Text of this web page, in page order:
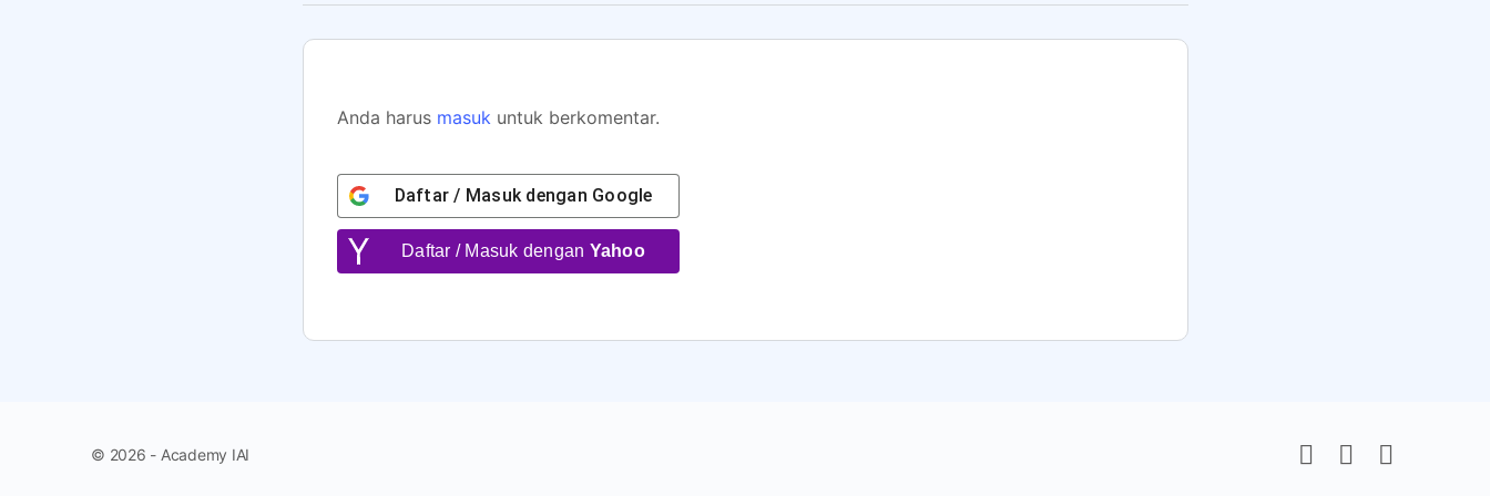
Anda harus masuk untuk berkomentar.
Daftar / Masuk dengan Google
Daftar / Masuk dengan Yahoo
© 2026 - Academy IAI